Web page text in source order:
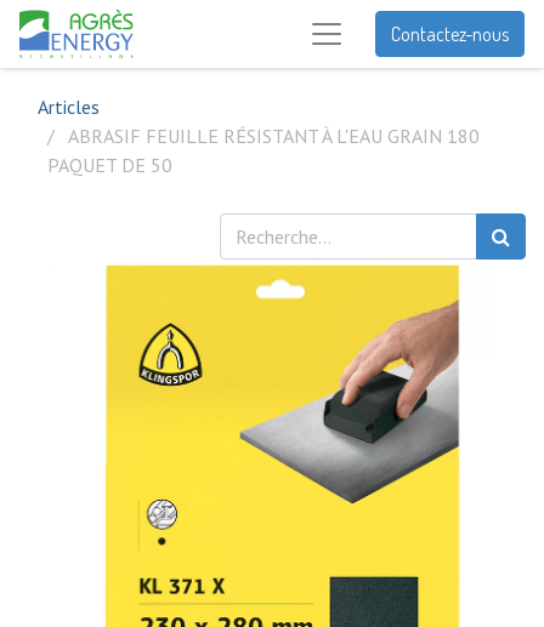
Contactez-nous
Articles
ABRASIF FEUILLE RÉSISTANT À L'EAU GRAIN 180
PAQUET DE 50